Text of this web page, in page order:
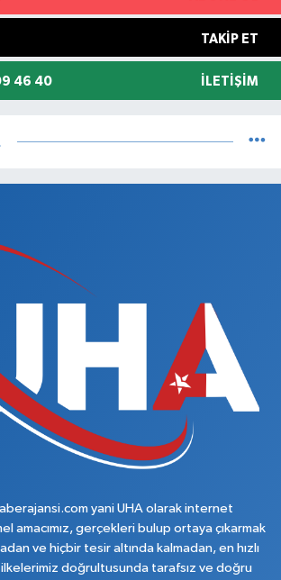
TAKIP ET
46 40 İLETIŞIM
yani UHA olarak internet
amacımız, gerçekleri bulup ortaya çıkarmak
ve hiçbir tesir altında kalmadan, en hızlı
ilkelerimiz doğrultusunda tarafsız ve doğru